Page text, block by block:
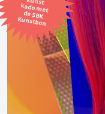
Kunstbon